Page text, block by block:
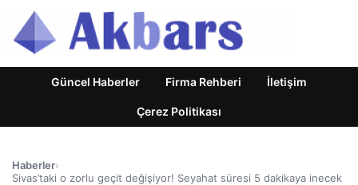
Güncel Haberler Firma Rehberi İletişim
Çerez Politikası
Haberler›
Sivas’taki o zorlu geçit değişiyor! Seyahat süresi 5 dakikaya inecek